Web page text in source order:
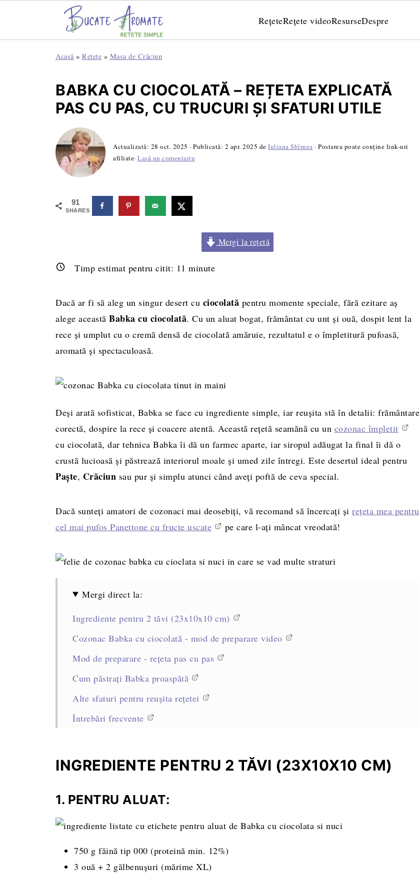
RețeteRețete videoResurseDespre
Acasă » Retete » Masa de Crăciun
BABKA CU CIOCOLATĂ – REȚETA EXPLICATĂ
PAS CU PAS, CU TRUCURI ȘI SFATURI UTILE
Actualizată: 28 oct. 2025 · Publicată: 2 apr. 2025 de Iuliana Sbîrnea · Postarea poate conține link-uri
afiliate· Lasă un comentariu
91
SHARES
Mergi la rețetă
Timp estimat pentru citit: 11 minute
Dacă ar fi să aleg un singur desert cu ciocolată pentru momente speciale, fără ezitare aș
alege această Babka cu ciocolată. Cu un aluat bogat, frământat cu unt și ouă, dospit lent la
rece și umplut cu o cremă densă de ciocolată amăruie, rezultatul e o împletitură pufoasă,
aromată și spectaculoasă.
Deși arată sofisticat, Babka se face cu ingrediente simple, iar reușita stă în detalii: frământare
corectă, dospire la rece și coacere atentă. Această rețetă seamănă cu un cozonac împletit
cu ciocolată, dar tehnica Babka îi dă un farmec aparte, iar siropul adăugat la final îi dă o
crustă lucioasă și păstrează interiorul moale și umed zile întregi. Este desertul ideal pentru
Paște, Crăciun sau pur și simplu atunci când aveți poftă de ceva special.
Dacă sunteți amatori de cozonaci mai deosebiți, vă recomand să încercați și rețeta mea pentru
cel mai pufos Panettone cu fructe uscate
pe care l-ați mâncat vreodată!
Mergi direct la:
Ingrediente pentru 2 tăvi (23x10x10 cm)
Cozonac Babka cu ciocolată - mod de preparare video
Mod de preparare - rețeta pas cu pas
Cum păstrați Babka proaspătă
Alte sfaturi pentru reușita rețetei
Întrebări frecvente
Rețeta completă, cantități și mod de preparare
INGREDIENTE PENTRU 2 TĂVI (23X10X10 CM)
1. PENTRU ALUAT:
750 g făină tip 000 (proteină min. 12%)
3 ouă + 2 gălbenușuri (mărime XL)